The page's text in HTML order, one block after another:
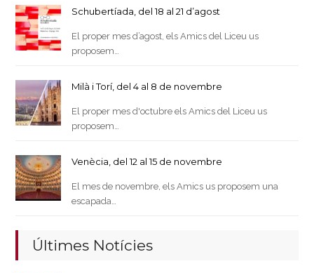
Schubertíada, del 18 al 21 d’agost
El proper mes d’agost, els Amics del Liceu us
proposem…
Milà i Torí, del 4 al 8 de novembre
El proper mes d'octubre els Amics del Liceu us
proposem…
Venècia, del 12 al 15 de novembre
El mes de novembre, els Amics us proposem una
escapada…
Últimes Notícies